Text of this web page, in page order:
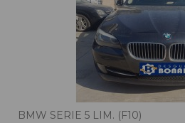
BMW SERIE 5 LIM. (F10)